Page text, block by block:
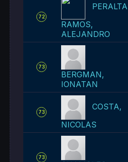
72
PERALTA
RAMOS,
ALEJANDRO
73
BERGMAN,
IONATAN
73
COSTA,
NICOLAS
73